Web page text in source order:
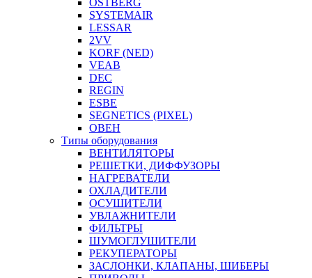
OSTBERG
SYSTEMAIR
LESSAR
2VV
KORF (NED)
VEAB
DEC
REGIN
ESBE
SEGNETICS (PIXEL)
ОВЕН
Типы оборудования
ВЕНТИЛЯТОРЫ
РЕШЕТКИ, ДИФФУЗОРЫ
НАГРЕВАТЕЛИ
ОХЛАДИТЕЛИ
ОСУШИТЕЛИ
УВЛАЖНИТЕЛИ
ФИЛЬТРЫ
ШУМОГЛУШИТЕЛИ
РЕКУПЕРАТОРЫ
ЗАСЛОНКИ, КЛАПАНЫ, ШИБЕРЫ